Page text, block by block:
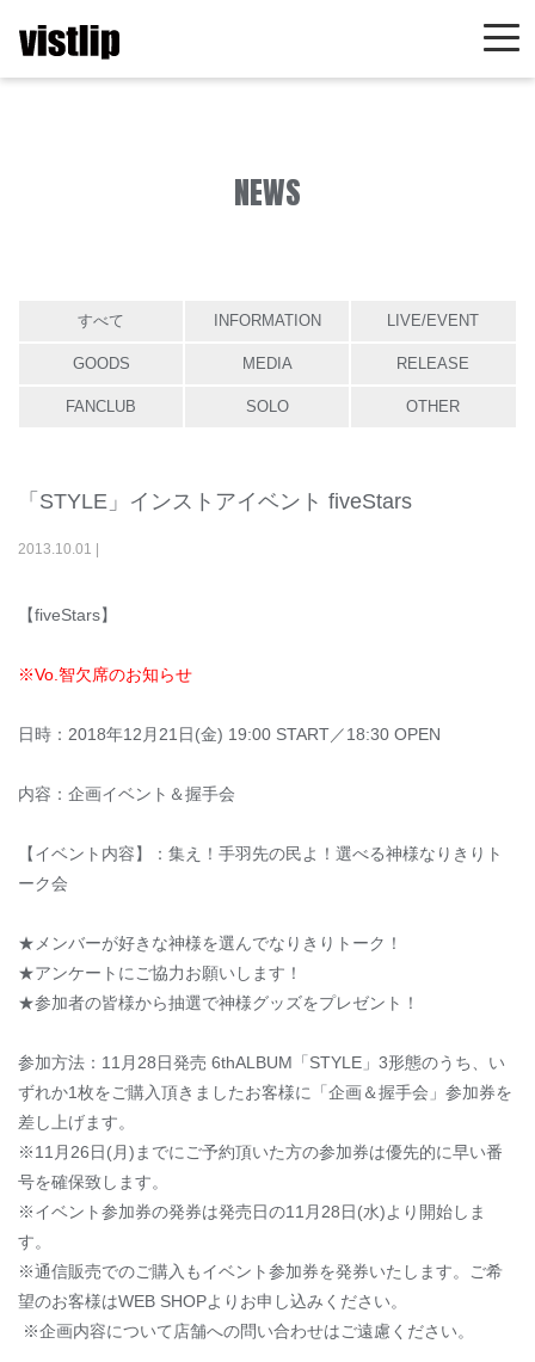
NEWS
すべて INFORMATION LIVE/EVENT
GOODS MEDIA RELEASE
FANCLUB SOLO OTHER
「STYLE」インストアイベント fiveStars
2013.10.01
【fiveStars】
※Vo.智欠席のお知らせ
日時：2018年12月21日(金) 19:00 START／18:30 OPEN
内容：企画イベント＆握手会
【イベント内容】：集え！手羽先の民よ！選べる神様なりきりト
ーク会
★メンバーが好きな神様を選んでなりきりトーク！
★アンケートにご協力お願いします！
★参加者の皆様から抽選で神様グッズをプレゼント！
参加方法：11月28日発売 6thALBUM「STYLE」3形態のうち、い
ずれか1枚をご購入頂きましたお客様に「企画＆握手会」参加券を
差し上げます。
※11月26日(月)までにご予約頂いた方の参加券は優先的に早い番
号を確保致します。
※イベント参加券の発券は発売日の11月28日(水)より開始しま
す。
※通信販売でのご購入もイベント参加券を発券いたします。ご希
望のお客様はWEB SHOPよりお申し込みください。
※企画内容について店舗への問い合わせはご遠慮ください。